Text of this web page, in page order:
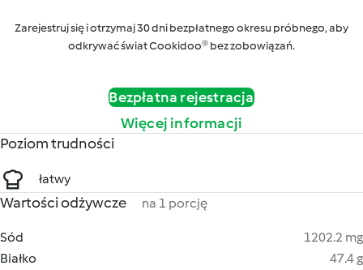
Zarejestruj się i otrzymaj 30 dni bezpłatnego okresu próbnego, aby
odkrywać świat Cookidoo® bez zobowiązań.
Bezpłatna rejestracja
Więcej informacji
Poziom trudności
łatwy
Wartości odżywcze na 1 porcję
Sód
1202.2 mg
Białko
47.4 g